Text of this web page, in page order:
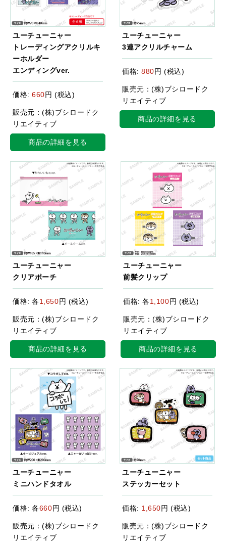
ユーチューニャー
トレーディングアクリルキ
ーホルダー
エンディングver.
価格:660円 (税込)
販売元：(株)ブシロードク
リエイティブ
商品の詳細を見る
ユーチューニャー
3連アクリルチャーム
価格:880円 (税込)
販売元：(株)ブシロードク
リエイティブ
商品の詳細を見る
ユーチューニャー
クリアポーチ
価格: 各1,650円 (税込)
販売元：(株)ブシロードク
リエイティブ
商品の詳細を見る
ユーチューニャー
前髪クリップ
価格: 各1,100円 (税込)
販売元：(株)ブシロードク
リエイティブ
商品の詳細を見る
ユーチューニャー
ミニハンドタオル
価格: 各660円 (税込)
販売元：(株)ブシロードク
リエイティブ
ユーチューニャー
ステッカーセット
価格: 1,650円 (税込)
販売元：(株)ブシロードク
リエイティブ